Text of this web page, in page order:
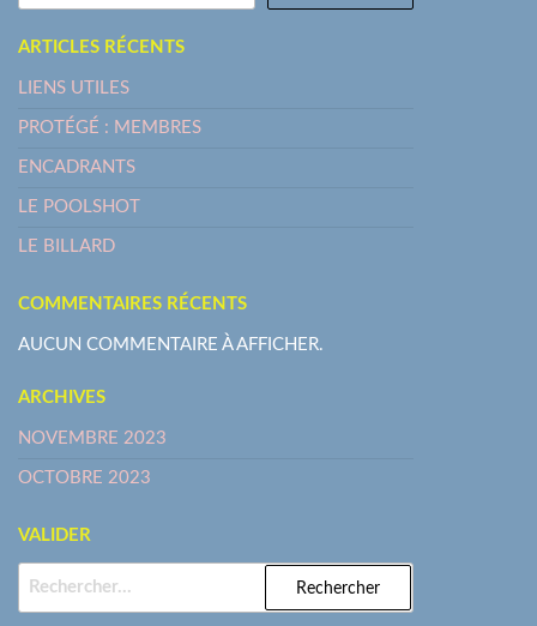
ARTICLES RÉCENTS
LIENS UTILES
PROTÉGÉ : MEMBRES
ENCADRANTS
LE POOLSHOT
LE BILLARD
COMMENTAIRES RÉCENTS
AUCUN COMMENTAIRE À AFFICHER.
ARCHIVES
NOVEMBRE 2023
OCTOBRE 2023
VALIDER